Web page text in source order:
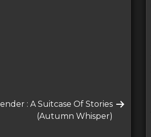
: A Suitcase Of Stories
(Autumn Whisper)